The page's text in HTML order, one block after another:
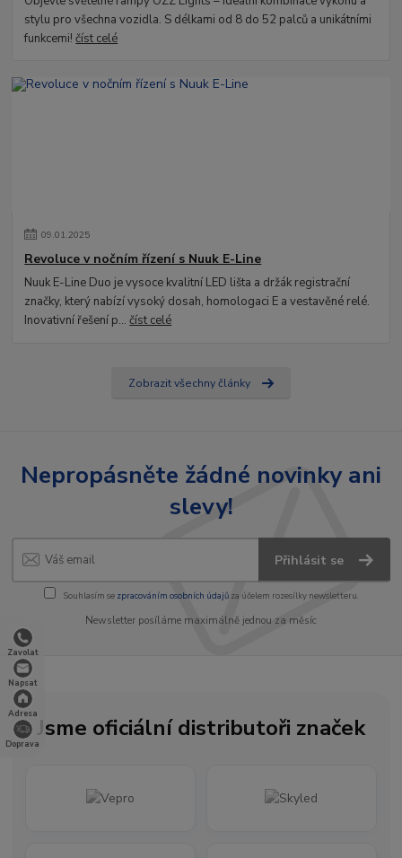
Zavolat
Napsat
Adresa
Doprava
stylu pro všechna vozidla. S délkami od 8 do 52 palců a unikátními
funkcemi!číst celé
09.01.2025
Revoluce v nočním řízení s Nuuk E-Line
Nuuk E-Line Duo je vysoce kvalitní LED lišta a držák registrační
značky, který nabízí vysoký dosah, homologaci E a vestavěné relé.
Inovativní řešení p...číst celé
Zobrazit všechny články
Nepropásněte žádné novinky ani
slevy!
Přihlásit se
Souhlasím se zpracováním osobních údajůza účelem rozesílky newsletteru.
Newsletter posíláme maximálně jednou za měsíc
Jsme oficiální distributoři značek